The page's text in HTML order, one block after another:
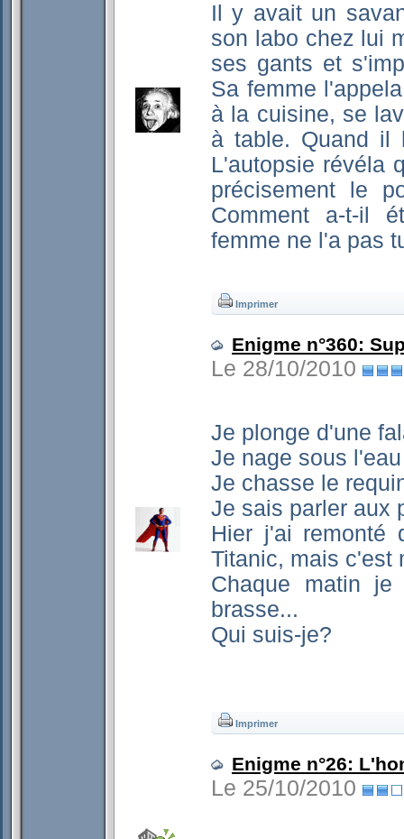
Il y avait un
son labo chez lui
ses gants et
Sa femme
à la cuisine, se
à table. Quand il
L'autopsie révéla
précisement le
Comment a-t-il
femme ne l'a pas
Imprimer
Enigme n°360:
Le 28/10/2010
Je plonge d'une
Je nage sous
Je chasse le
Je sais parler aux
Hier j'ai remonté
Titanic, mais c'est
Chaque matin
brasse...
Qui suis-je?
Imprimer
Enigme n°26:
Le 25/10/2010